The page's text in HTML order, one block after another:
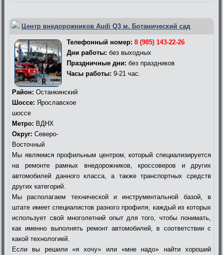
Центр внедорожников Audi Q3 м. Ботанический сад
Телефонный номер: 8 (985) 143-22-26
Дни работы: без выходных
Праздничные дни: без праздников
Часы работы: 9-21 час.
Район: Останкинский
Шоссе: Ярославское
шоссе
Метро: ВДНХ
Округ: Северо-
Восточный
Мы являемся профильным центром, который специализируется
на ремонте рамных внедорожников, кроссоверов и других
автомобилей данного класса, а также транспортных средств
других категорий.
Мы располагаем технической и инструментальной базой, в
штате имеет специалистов разного профиля, каждый из которых
использует свой многолетний опыт для того, чтобы понимать,
как именно выполнять ремонт автомобилей, в соответствии с
какой технологией.
Если вы решили «я хочу» или «мне надо» найти хороший